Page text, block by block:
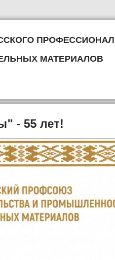
материалов
- 55 лет!